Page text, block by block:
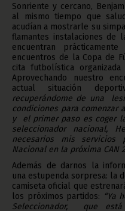
Sonriente y cercano,
al mismo tiempo que
acudían a mostrarle su
flamantes instalaciones de
encuentran
encuentros de la Copa de
cita futbolística
Aprovechando nuestro
actual situación
recuperándome de una
condiciones para comenzar
y el primer paso es coger
seleccionador nacional,
necesarios mis servicios
Nacional en la próxima CAN
Además de darnos la
una estupenda sorpresa: la
camiseta oficial que
los próximos partidos: “Ya
Seleccionador, que